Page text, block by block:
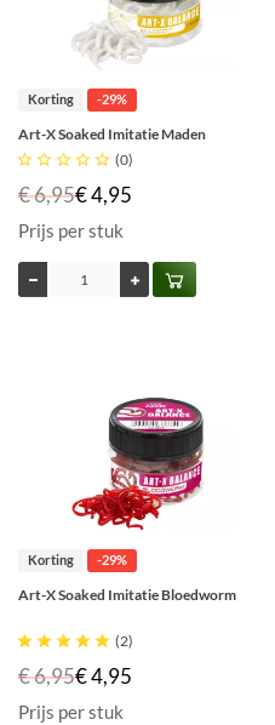
Korting -29%
Art-X Soaked Imitatie Maden
     (0)
€ 6,95€ 4,95
Prijs per stuk
Korting -29%
Art-X Soaked Imitatie Bloedworm
     (2)
€ 6,95€ 4,95
Prijs per stuk